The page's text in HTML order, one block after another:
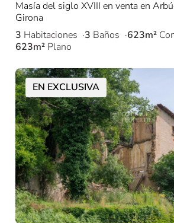
Masía del siglo XVIII en venta en
Girona
3 Habitaciones 3 Baños 623m²
623m² Plano
EN EXCLUSIVA